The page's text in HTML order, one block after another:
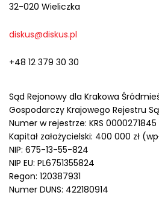
32-020 Wieliczka
diskus@diskus.pl
+48 12 379 30 30
Sąd Rejonowy dla Krakowa
Gospodarczy Krajowego Rejestru
Numer w rejestrze: KRS 0000271845
Kapitał założycielski: 400 000 zł
NIP: 675-13-55-824
NIP EU: PL6751355824
Regon: 120387931
Numer DUNS: 422180914